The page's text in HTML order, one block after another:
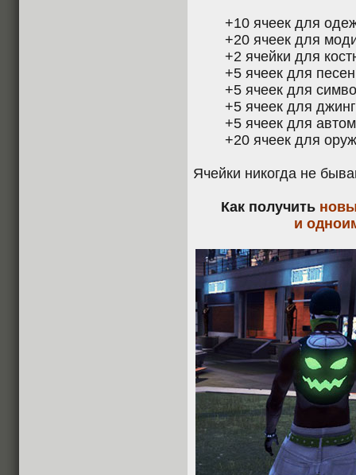
+10 ячеек для
+20 ячеек для
+2 ячейки для
+5 ячеек для
+5 ячеек для
+5 ячеек для
+5 ячеек для
+20 ячеек для
Ячейки никогда не
Как получить
и